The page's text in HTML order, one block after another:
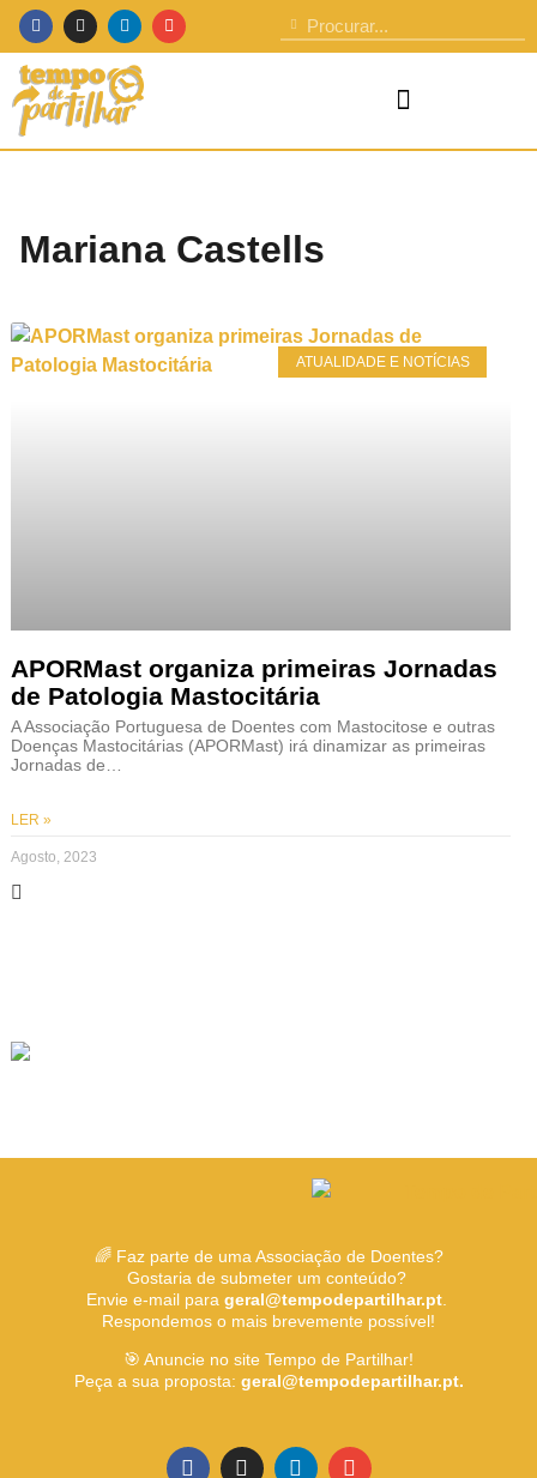
Mariana Castells
ATUALIDADE E NOTÍCIAS
APORMast organiza primeiras Jornadas
de Patologia Mastocitária
A Associação Portuguesa de Doentes com Mastocitose e outras
Doenças Mastocitárias (APORMast) irá dinamizar as primeiras
Jornadas de…
LER »
Agosto, 2023
🌈 Faz parte de uma Associação de Doentes?
Gostaria de submeter um conteúdo?
Envie e-mail para geral@tempodepartilhar.pt.
Respondemos o mais brevemente possível!
🎯 Anuncie no site Tempo de Partilhar!
Peça a sua proposta: geral@tempodepartilhar.pt.